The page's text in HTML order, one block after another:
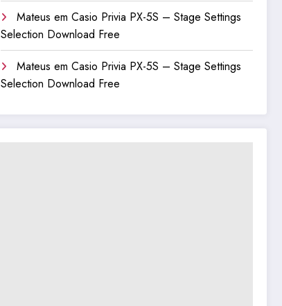
Mateus emCasio Privia PX-5S – Stage Settings
Selection Download Free
Mateus emCasio Privia PX-5S – Stage Settings
Selection Download Free